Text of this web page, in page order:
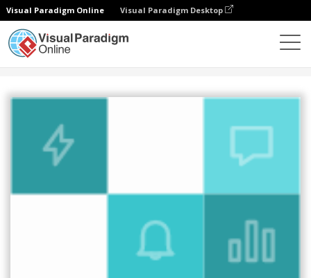
Visual Paradigm Online Visual Paradigm Desktop